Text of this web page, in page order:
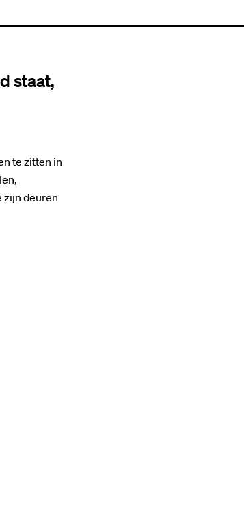
staat,
te zitten in
zijn deuren